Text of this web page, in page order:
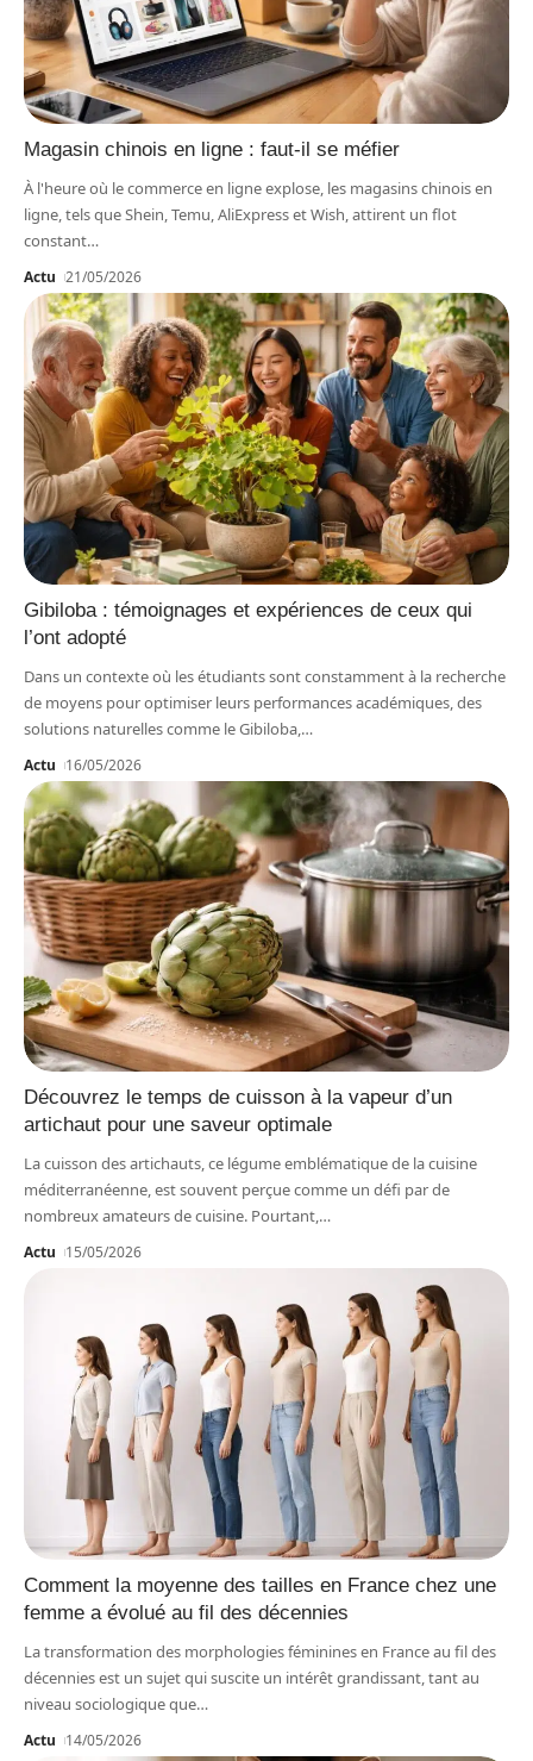
Magasin chinois en ligne : faut-il se méfier
À l'heure où le commerce en ligne explose, les magasins chinois en
ligne, tels que Shein, Temu, AliExpress et Wish, attirent un flot
constant…
Actu 21/05/2026
Gibiloba : témoignages et expériences de ceux qui
l’ont adopté
Dans un contexte où les étudiants sont constamment à la recherche
de moyens pour optimiser leurs performances académiques, des
solutions naturelles comme le Gibiloba, …
Actu 16/05/2026
Découvrez le temps de cuisson à la vapeur d’un
artichaut pour une saveur optimale
La cuisson des artichauts, ce légume emblématique de la cuisine
méditerranéenne, est souvent perçue comme un défi par de
nombreux amateurs de cuisine. Pourtant,…
Actu 15/05/2026
Comment la moyenne des tailles en France chez une
femme a évolué au fil des décennies
La transformation des morphologies féminines en France au fil des
décennies est un sujet qui suscite un intérêt grandissant, tant au
niveau sociologique que…
Actu 14/05/2026